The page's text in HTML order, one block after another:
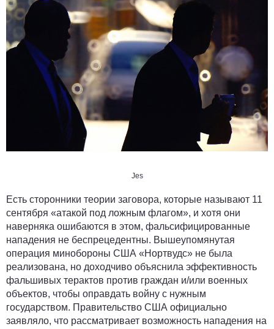
Jes
Есть сторонники теории заговора, которые называют 11
сентября «атакой под ложным флагом», и хотя они
наверняка ошибаются в этом, фальсифицированные
нападения не беспрецедентны. Вышеупомянутая
операция минобороны США «Нортвудс» не была
реализована, но доходчиво объяснила эффективность
фальшивых терактов против граждан и/или военных
объектов, чтобы оправдать войну с нужным
государством. Правительство США официально
заявляло, что рассматривает возможность нападения на